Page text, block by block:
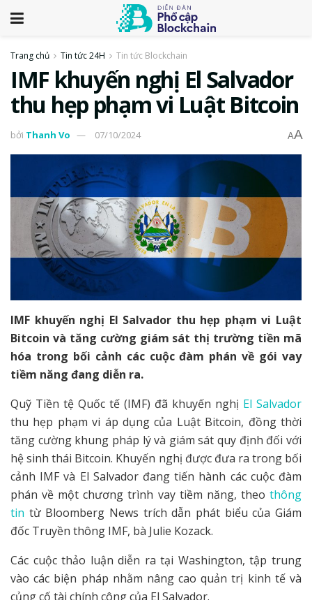
Trang chủ Tin tức 24H Tin tức Blockchain
IMF khuyến nghị El Salvador
thu hẹp phạm vi Luật Bitcoin
bởi Thanh Vo 07/10/2024 AA
IMF khuyến nghị El Salvador thu hẹp phạm vi Luật
Bitcoin và tăng cường giám sát thị trường tiền mã
hóa trong bối cảnh các cuộc đàm phán về gói vay
tiềm năng đang diễn ra.
Quỹ Tiền tệ Quốc tế (IMF) đã khuyến nghị El Salvador
thu hẹp phạm vi áp dụng của Luật Bitcoin, đồng thời
tăng cường khung pháp lý và giám sát quy định đối với
hệ sinh thái Bitcoin. Khuyến nghị được đưa ra trong bối
cảnh IMF và El Salvador đang tiến hành các cuộc đàm
phán về một chương trình vay tiềm năng, theo thông
tin từ Bloomberg News trích dẫn phát biểu của Giám
đốc Truyền thông IMF, bà Julie Kozack.
Các cuộc thảo luận diễn ra tại Washington, tập trung
vào các biện pháp nhằm nâng cao quản trị kinh tế và
củng cố tài chính công của El Salvador.